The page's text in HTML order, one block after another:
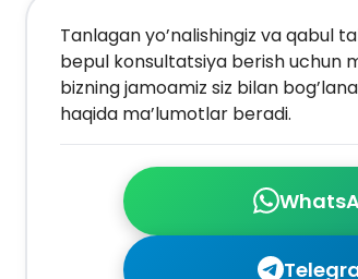
Tanlagan yo’nalishingiz va qabul
bepul konsultatsiya berish uchun
bizning jamoamiz siz bilan
haqida ma’lumotlar beradi.